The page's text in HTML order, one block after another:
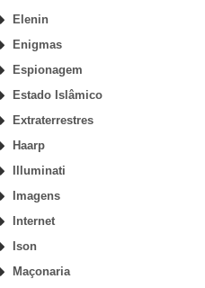
Elenin
Enigmas
Espionagem
Estado Islâmico
Extraterrestres
Haarp
Illuminati
Imagens
Internet
Ison
Maçonaria